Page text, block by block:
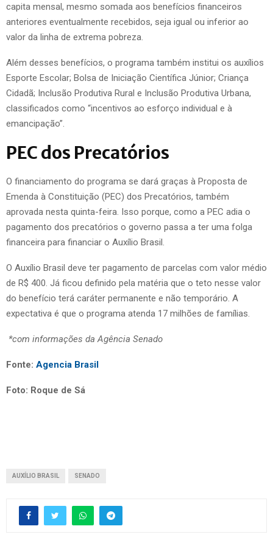
capita mensal, mesmo somada aos benefícios financeiros
anteriores eventualmente recebidos, seja igual ou inferior ao
valor da linha de extrema pobreza.
Além desses benefícios, o programa também institui os auxílios
Esporte Escolar; Bolsa de Iniciação Científica Júnior; Criança
Cidadã; Inclusão Produtiva Rural e Inclusão Produtiva Urbana,
classificados como “incentivos ao esforço individual e à
emancipação”.
PEC dos Precatórios
O financiamento do programa se dará graças à Proposta de
Emenda à Constituição (PEC) dos Precatórios, também
aprovada nesta quinta-feira. Isso porque, como a PEC adia o
pagamento dos precatórios o governo passa a ter uma folga
financeira para financiar o Auxílio Brasil.
O Auxílio Brasil deve ter pagamento de parcelas com valor médio
de R$ 400. Já ficou definido pela matéria que o teto nesse valor
do benefício terá caráter permanente e não temporário. A
expectativa é que o programa atenda 17 milhões de famílias.
*com informações da Agência Senado
Fonte: Agencia Brasil
Foto: Roque de Sá
AUXÍLIO BRASIL SENADO